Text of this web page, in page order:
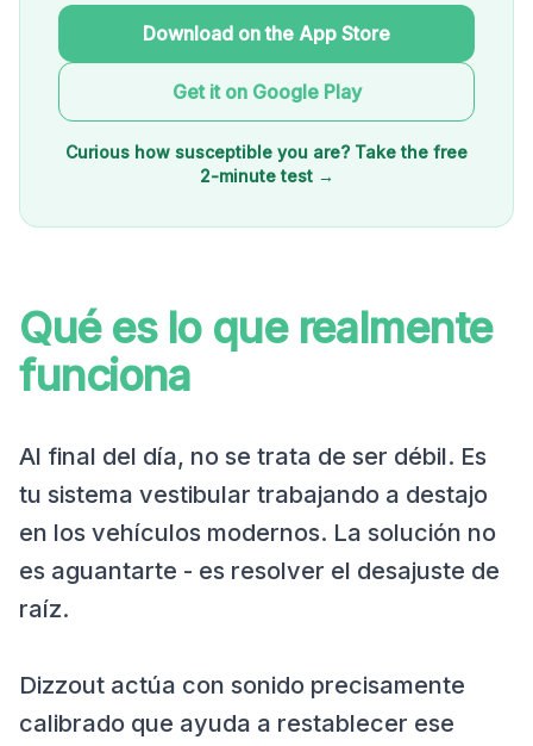
Download on the App Store
Get it on Google Play
Curious how susceptible you are? Take the free
2-minute test →
Qué es lo que realmente
funciona
Al final del día, no se trata de ser débil. Es
tu sistema vestibular trabajando a destajo
en los vehículos modernos. La solución no
es aguantarte - es resolver el desajuste de
raíz.
Dizzout actúa con sonido precisamente
calibrado que ayuda a restablecer ese